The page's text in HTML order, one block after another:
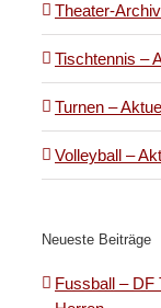
Theater-Archiv
Tischtennis –
Turnen –
Volleyball –
Neueste Beiträge
Fussball – DF